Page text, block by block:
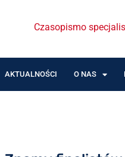
Czasopismo
AKTUALNOŚCI O NAS